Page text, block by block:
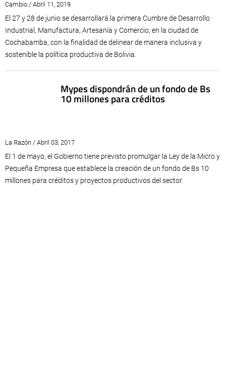
Cambio / Abril 11, 2019
El 27 y 28 de junio se desarrollará la primera Cumbre de Desarrollo
Industrial, Manufactura, Artesanía y Comercio, en la ciudad de
Cochabamba, con la finalidad de delinear de manera inclusiva y
sostenible la política productiva de Bolivia.
Mypes dispondrán de un fondo de Bs
10 millones para créditos
La Razón / Abril 03, 2017
El 1 de mayo, el Gobierno tiene previsto promulgar la Ley de la Micro y
Pequeña Empresa que establece la creación de un fondo de Bs 10
millones para créditos y proyectos productivos del sector.